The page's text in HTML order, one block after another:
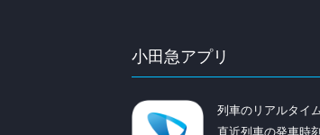
小田急アプリ
列車のリアルタイ
直近列車の発車時